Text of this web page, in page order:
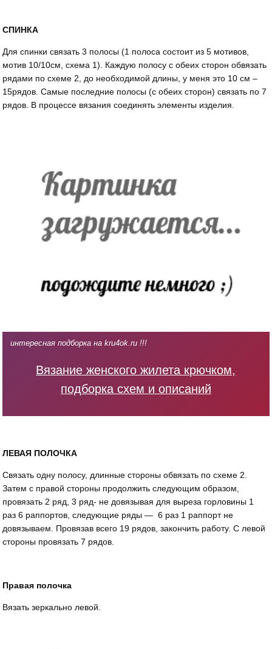
СПИНКА
Для спинки связать 3 полосы (1 полоса состоит из 5 мотивов,
мотив 10/10см, схема 1). Каждую полосу с обеих сторон обвязать
рядами по схеме 2, до необходимой длины, у меня это 10 см –
15рядов. Самые последние полосы (с обеих сторон) связать по 7
рядов. В процессе вязания соединять элементы изделия.
интересная подборка на kru4ok.ru !!!
Вязание женского жилета крючком,
подборка схем и описаний
ЛЕВАЯ ПОЛОЧКА
Связать одну полосу, длинные стороны обвязать по схеме 2.
Затем с правой стороны продолжить следующим образом,
провязать 2 ряд, 3 ряд- не довязывая для выреза горловины 1
раз 6 раппортов, следующие ряды — 6 раз 1 раппорт не
довязываем. Провязав всего 19 рядов, закончить работу. С левой
стороны провязать 7 рядов.
Правая полочка
Вязать зеркально левой.